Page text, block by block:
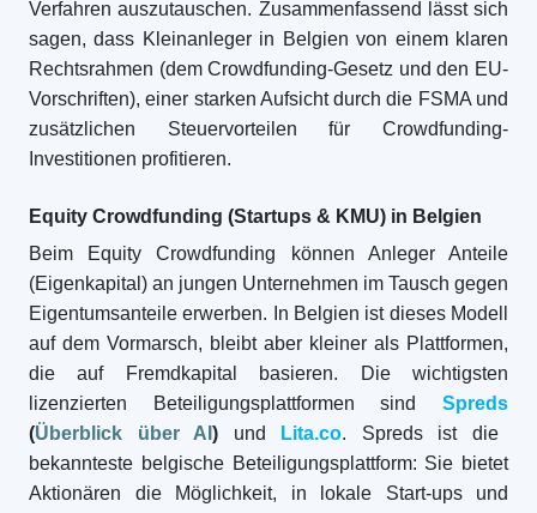
Verfahren auszutauschen. Zusammenfassend lässt sich
sagen, dass Kleinanleger in Belgien von einem klaren
Rechtsrahmen (dem Crowdfunding-Gesetz und den EU-
Vorschriften), einer starken Aufsicht durch die FSMA und
zusätzlichen Steuervorteilen für Crowdfunding-
Investitionen profitieren.
Equity Crowdfunding (Startups & KMU) in Belgien
Beim Equity Crowdfunding können Anleger Anteile
(Eigenkapital) an jungen Unternehmen im Tausch gegen
Eigentumsanteile erwerben. In Belgien ist dieses Modell
auf dem Vormarsch, bleibt aber kleiner als Plattformen,
die auf Fremdkapital basieren. Die wichtigsten
lizenzierten Beteiligungsplattformen sind Spreds
(Überblick über AI ) und Lita.co. Spreds ist die
bekannteste belgische Beteiligungsplattform: Sie bietet
Aktionären die Möglichkeit, in lokale Start-ups und